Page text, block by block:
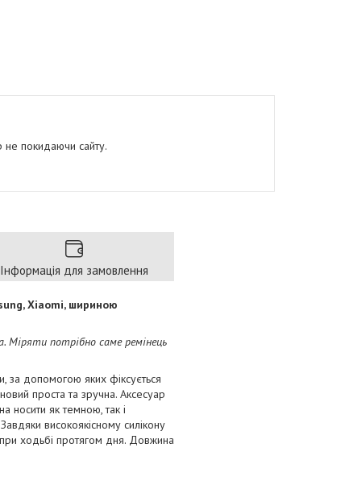
не покидаючи сайту.
Інформація для замовлення
Xiaomi, шириною
Міряти потрібно саме ремінець
за допомогою яких фіксується
проста та зручна. Аксесуар
носити як темною, так і
високоякісному силікону
ходьбі протягом дня. Довжина